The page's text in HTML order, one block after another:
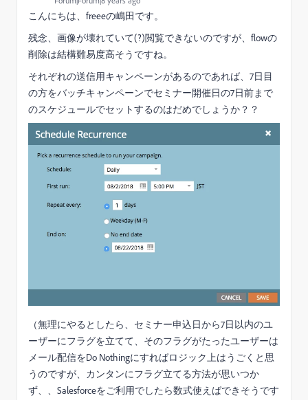
こんにちは、freeeの嶋田です。
残念、画像が壊れていて(?)閲覧できないのですが、flowの
削除は結構難易度高そうですね。
それぞれの送信用キャンペーンがあるのであれば、7日目
の方をバッチキャンペーンでセミナー開催日の7日前まで
のスケジュールでセットするのはだめでしょうか？？
（無理にやるとしたら、セミナー申込日から7日以内のユ
ーザーにフラグを立てて、そのフラグがたったユーザーは
メール配信をDo Nothingにすればロジック上はうごくと思
うのですが、カンタンにフラグ立てる方法が思いつか
ず、、Salesforceをご利用でしたら数式使えばできそうです